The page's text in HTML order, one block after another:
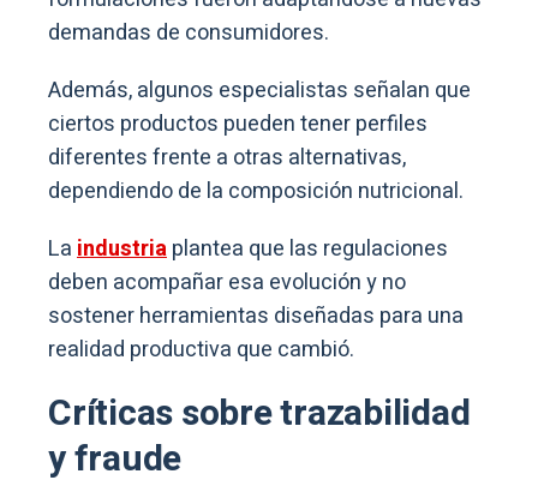
demandas de consumidores.
Además, algunos especialistas señalan que
ciertos productos pueden tener perfiles
diferentes frente a otras alternativas,
dependiendo de la composición nutricional.
Laindustriaplantea que las regulaciones
deben acompañar esa evolución y no
sostener herramientas diseñadas para una
realidad productiva que cambió.
Críticas sobre trazabilidad
y fraude